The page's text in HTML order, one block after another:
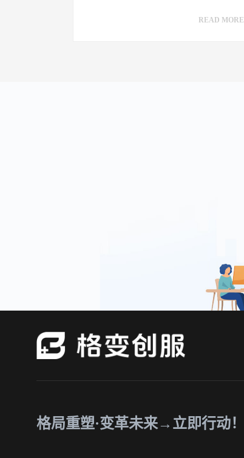
READ MORE
格局重塑·变革未来→立即行动！